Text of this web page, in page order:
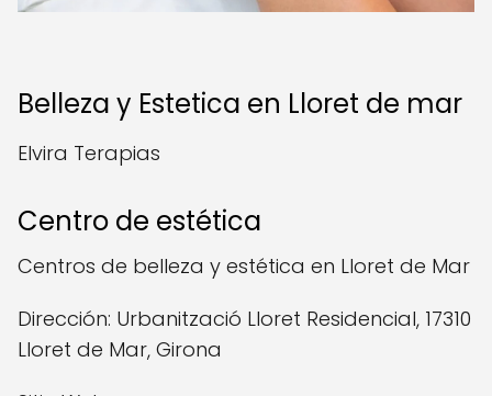
Belleza y Estetica en Lloret de mar
Elvira Terapias
Centro de estética
Centros de belleza y estética en Lloret de Mar
Dirección: Urbanització Lloret Residencial, 17310
Lloret de Mar, Girona